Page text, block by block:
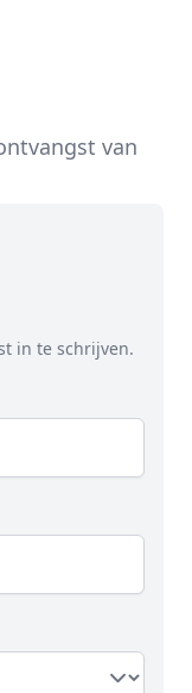
van
in te schrijven.